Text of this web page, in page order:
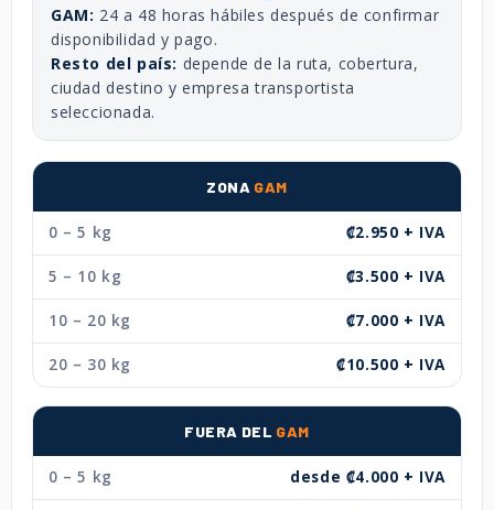
GAM: 24 a 48 horas hábiles después de confirmar
disponibilidad y pago.
Resto del país: depende de la ruta, cobertura,
ciudad destino y empresa transportista
seleccionada.
ZONA GAM
0 – 5 kg ₡2.950 + IVA
5 – 10 kg ₡3.500 + IVA
10 – 20 kg ₡7.000 + IVA
20 – 30 kg ₡10.500 + IVA
FUERA DEL GAM
0 – 5 kg desde ₡4.000 + IVA